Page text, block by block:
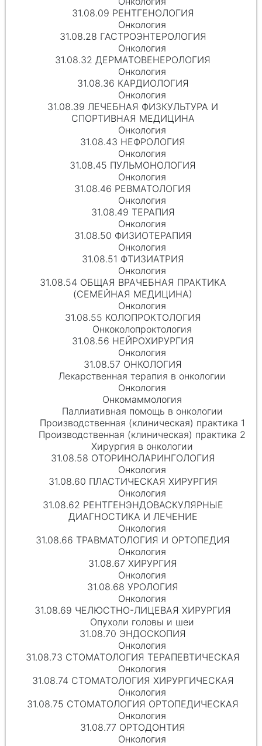
31.08.09 РЕНТГЕНОЛОГИЯ
Онкология
31.08.28 ГАСТРОЭНТЕРОЛОГИЯ
Онкология
31.08.32 ДЕРМАТОВЕНЕРОЛОГИЯ
Онкология
31.08.36 КАРДИОЛОГИЯ
Онкология
31.08.39 ЛЕЧЕБНАЯ ФИЗКУЛЬТУРА И
СПОРТИВНАЯ МЕДИЦИНА
Онкология
31.08.43 НЕФРОЛОГИЯ
Онкология
31.08.45 ПУЛЬМОНОЛОГИЯ
Онкология
31.08.46 РЕВМАТОЛОГИЯ
Онкология
31.08.49 ТЕРАПИЯ
Онкология
31.08.50 ФИЗИОТЕРАПИЯ
Онкология
31.08.51 ФТИЗИАТРИЯ
Онкология
31.08.54 ОБЩАЯ ВРАЧЕБНАЯ ПРАКТИКА
(СЕМЕЙНАЯ МЕДИЦИНА)
Онкология
31.08.55 КОЛОПРОКТОЛОГИЯ
Онкоколопроктология
31.08.56 НЕЙРОХИРУРГИЯ
Онкология
31.08.57 ОНКОЛОГИЯ
Лекарственная терапия в онкологии
Онкология
Онкомаммология
Паллиативная помощь в онкологии
Производственная (клиническая) практика 1
Производственная (клиническая) практика 2
Хирургия в онкологии
31.08.58 ОТОРИНОЛАРИНГОЛОГИЯ
Онкология
31.08.60 ПЛАСТИЧЕСКАЯ ХИРУРГИЯ
Онкология
31.08.62 РЕНТГЕНЭНДОВАСКУЛЯРНЫЕ
ДИАГНОСТИКА И ЛЕЧЕНИЕ
Онкология
31.08.66 ТРАВМАТОЛОГИЯ И ОРТОПЕДИЯ
Онкология
31.08.67 ХИРУРГИЯ
Онкология
31.08.68 УРОЛОГИЯ
Онкология
31.08.69 ЧЕЛЮСТНО-ЛИЦЕВАЯ ХИРУРГИЯ
Опухоли головы и шеи
31.08.70 ЭНДОСКОПИЯ
Онкология
31.08.73 СТОМАТОЛОГИЯ ТЕРАПЕВТИЧЕСКАЯ
Онкология
31.08.74 СТОМАТОЛОГИЯ ХИРУРГИЧЕСКАЯ
Онкология
31.08.75 СТОМАТОЛОГИЯ ОРТОПЕДИЧЕСКАЯ
Онкология
31.08.77 ОРТОДОНТИЯ
Онкология